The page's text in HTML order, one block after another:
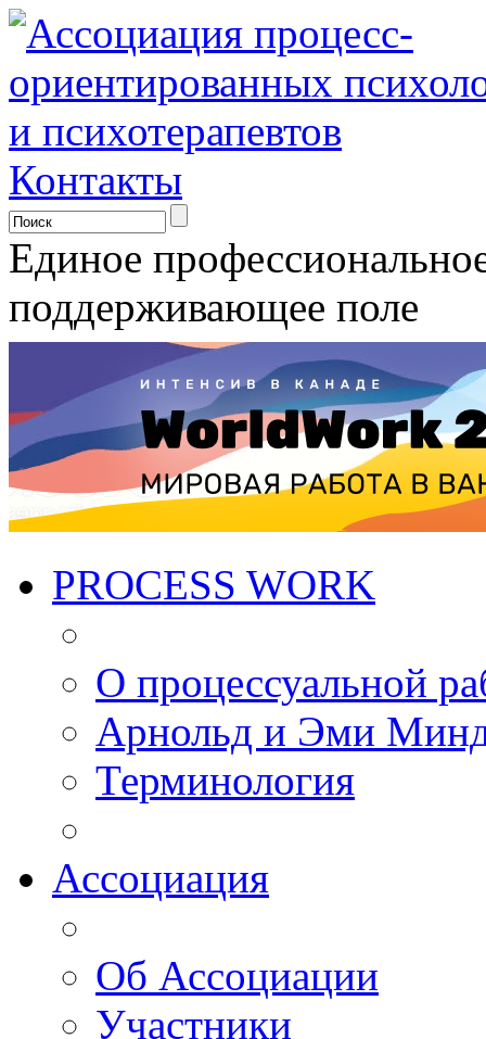
Контакты
Единое
поддерживающее поле
PROCESS WORK
О процессуальной
Арнольд и Эми
Терминология
Ассоциация
Об Ассоциации
Участники